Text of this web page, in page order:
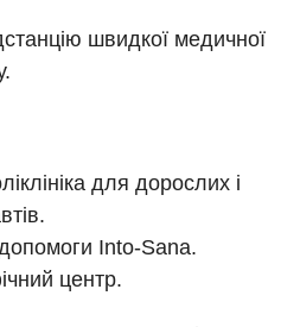
швидкої медичної
для дорослих і
Into-Sana.
центр.